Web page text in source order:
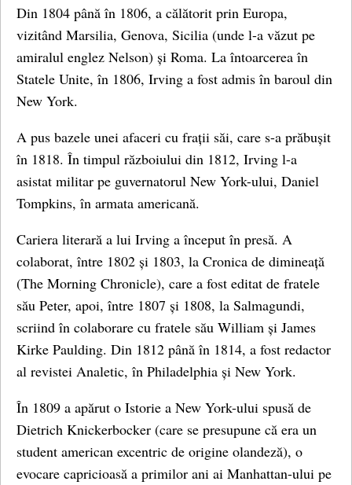
Din 1804 până în 1806, a călătorit prin Europa,
vizitând Marsilia, Genova, Sicilia (unde l-a văzut pe
amiralul englez Nelson) și Roma. La întoarcerea în
Statele Unite, în 1806, Irving a fost admis în baroul din
New York.
A pus bazele unei afaceri cu frații săi, care s-a prăbușit
în 1818. În timpul războiului din 1812, Irving l-a
asistat militar pe guvernatorul New York-ului, Daniel
Tompkins, în armata americană.
Cariera literară a lui Irving a început în presă. A
colaborat, între 1802 și 1803, la Cronica de dimineață
(The Morning Chronicle), care a fost editat de fratele
său Peter, apoi, între 1807 și 1808, la Salmagundi,
scriind în colaborare cu fratele său William și James
Kirke Paulding. Din 1812 până în 1814, a fost redactor
al revistei Analetic, în Philadelphia și New York.
În 1809 a apărut o Istorie a New York-ului spusă de
Dietrich Knickerbocker (care se presupune că era un
student american excentric de origine olandeză), o
evocare capricioasă a primilor ani ai Manhattan-ului pe